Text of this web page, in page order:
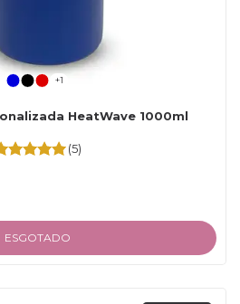
+1
HeatWave 1000ml
(5)
ESGOTADO